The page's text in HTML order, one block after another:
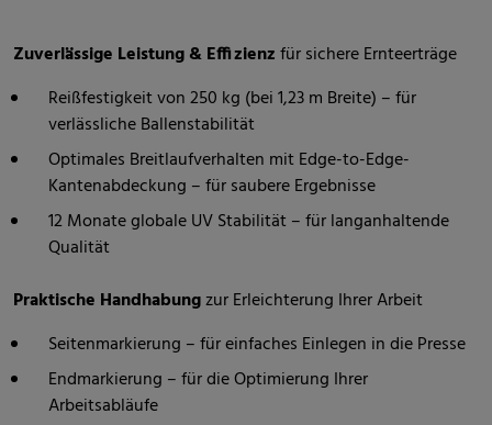
Zuverlässige Leistung & Effizienzfür sichere Ernteerträge
Reißfestigkeit von 250 kg (bei 1,23 m Breite) – für
verlässliche Ballenstabilität
Optimales Breitlaufverhalten mit Edge-to-Edge-
Kantenabdeckung – für saubere Ergebnisse
12 Monate globale UV Stabilität – für langanhaltende
Qualität
Praktische Handhabungzur Erleichterung Ihrer Arbeit
Seitenmarkierung – für einfaches Einlegen in die Presse
Endmarkierung – für die Optimierung Ihrer
Arbeitsabläufe